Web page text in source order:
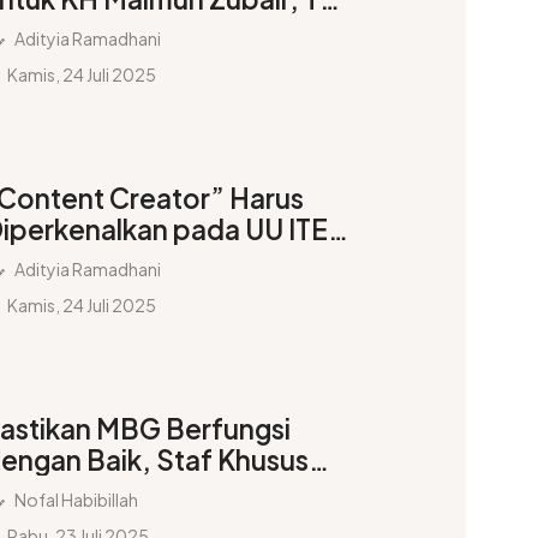
Pengabdian untuk
Indonesia
Adityia Ramadhani
Kamis, 24 Juli 2025
Creator” Harus
pada UU ITE
Kode Etik Jurnalistik
Adityia Ramadhani
Kamis, 24 Juli 2025
MBG Berfungsi
Baik, Staf Khusus
Memeriksa Dapur
di Demak
Nofal Habibillah